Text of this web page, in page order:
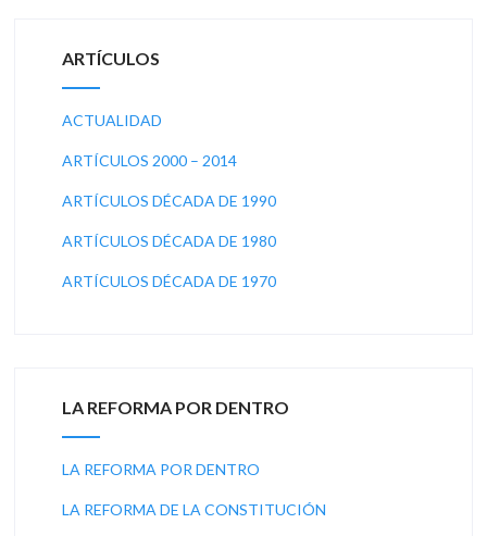
ARTÍCULOS
ACTUALIDAD
ARTÍCULOS 2000 – 2014
ARTÍCULOS DÉCADA DE 1990
ARTÍCULOS DÉCADA DE 1980
ARTÍCULOS DÉCADA DE 1970
LA REFORMA POR DENTRO
LA REFORMA POR DENTRO
LA REFORMA DE LA CONSTITUCIÓN